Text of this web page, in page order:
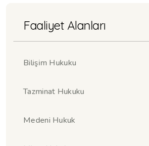
Faaliyet Alanları
Bilişim Hukuku
Tazminat Hukuku
Medeni Hukuk